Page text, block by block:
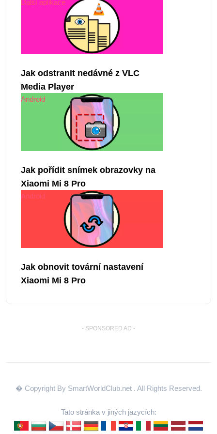
Další aplikace
Jak odstranit nedávné z VLC
Media Player
Android
Jak pořídit snímek obrazovky na
Xiaomi Mi 8 Pro
Android
Jak obnovit tovární nastavení
Xiaomi Mi 8 Pro
- SPONSORED AD -
� Copyright By SmartWorldClub.net . All Rights Reserved.
Tato stránka v jiných jazycích: